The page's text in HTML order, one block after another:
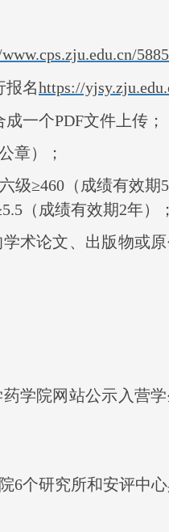
报名https://
成一个PDF文件上传；
章）；
级≥460 （成绩有效期5
5.5 （成绩有效期2年）；
术论文、出版物或
学院网站公示入营
6个研究所和安评中心